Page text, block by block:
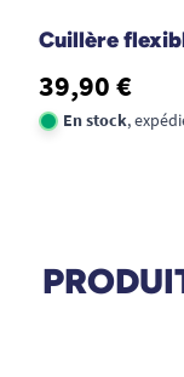
Cuillère
39,90 €
En stock,